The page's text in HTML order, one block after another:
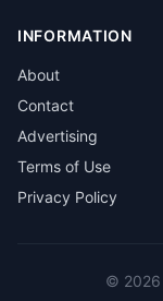
INFORMATION
About
Contact
Advertising
Terms of Use
Privacy Policy
© 2026